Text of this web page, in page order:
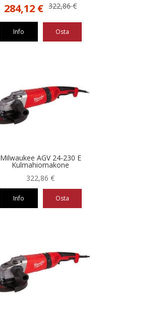
322,86€
Alkuperäinen
322,86 €.
284,12 €Nykyinen
284,12 €.
Info Osta
Milwaukee AGV 24-230 E
Kulmahiomakone
322,86€
Info Osta